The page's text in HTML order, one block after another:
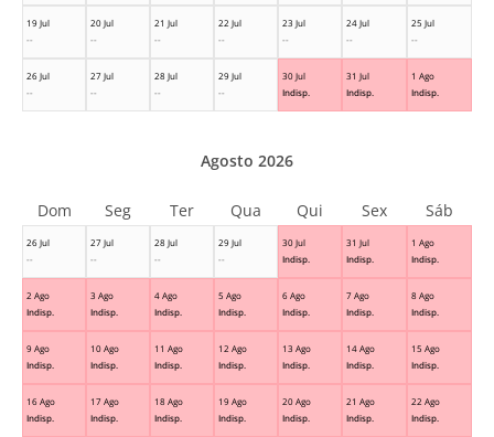
19 Jul
--
20 Jul
--
21 Jul
--
22 Jul
--
23 Jul
--
24 Jul
--
25 Jul
--
26 Jul
--
27 Jul
--
28 Jul
--
29 Jul
--
30 Jul
Indisp.
31 Jul
Indisp.
1 Ago
Indisp.
26 Jul
--
27 Jul
--
28 Jul
--
29 Jul
--
30 Jul
Indisp.
31 Jul
Indisp.
1 Ago
Indisp.
2 Ago
Indisp.
3 Ago
Indisp.
4 Ago
Indisp.
5 Ago
Indisp.
6 Ago
Indisp.
7 Ago
Indisp.
8 Ago
Indisp.
9 Ago
Indisp.
10 Ago
Indisp.
11 Ago
Indisp.
12 Ago
Indisp.
13 Ago
Indisp.
14 Ago
Indisp.
15 Ago
Indisp.
16 Ago
Indisp.
17 Ago
Indisp.
18 Ago
Indisp.
19 Ago
Indisp.
20 Ago
Indisp.
21 Ago
Indisp.
22 Ago
Indisp.
Agosto 2026
Dom Seg Ter Qua Qui Sex Sáb